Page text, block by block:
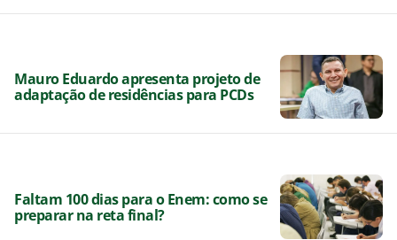
Mauro Eduardo apresenta projeto de
adaptação de residências para PCDs
Faltam 100 dias para o Enem: como se
preparar na reta final?